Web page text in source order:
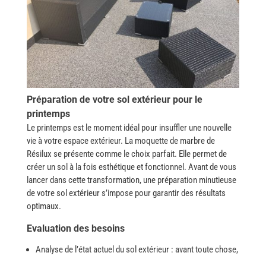
Préparation de votre sol extérieur pour le
printemps
Le printemps est le moment idéal pour insuffler une nouvelle
vie à votre espace extérieur. La moquette de marbre de
Résilux se présente comme le choix parfait. Elle permet de
créer un sol à la fois esthétique et fonctionnel. Avant de vous
lancer dans cette transformation, une préparation minutieuse
de votre sol extérieur s’impose pour garantir des résultats
optimaux.
Evaluation des besoins
Analyse de l’état actuel du sol extérieur : avant toute chose,